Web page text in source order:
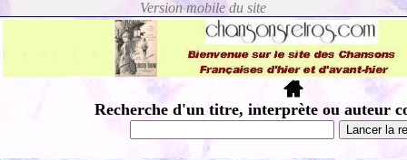
Recherche d'un titre, interprète ou auteur